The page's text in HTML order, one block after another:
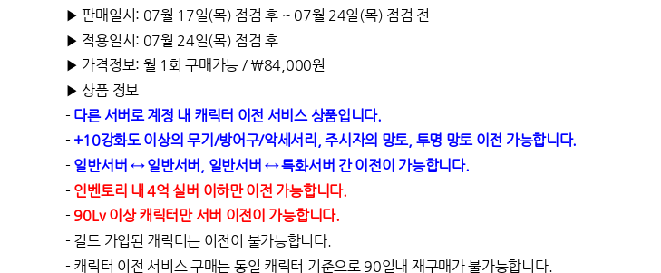
▶ 판매일시: 07월 17일(목) 점검 후 ~ 07월 24일(목) 점검 전
▶ 적용일시: 07월 24일(목) 점검 후
▶ 가격정보: 월 1회 구매가능 /\84,000원
▶ 상품 정보
- 다른 서버로 계정 내 캐릭터 이전 서비스 상품입니다.
- +10강화도 이상의 무기/방어구/악세서리, 주시자의 망토, 투명 망토 이전 가능합니다.
- 일반서버 ↔ 일반서버, 일반서버 ↔ 특화서버 간 이전이 가능합니다.
- 인벤토리 내 4억 실버 이하만 이전 가능합니다.
- 90Lv 이상 캐릭터만 서버 이전이 가능합니다.
- 길드 가입된 캐릭터는 이전이 불가능합니다.
- 캐릭터 이전 서비스 구매는 동일 캐릭터 기준으로 90일내 재구매가 불가능합니다.